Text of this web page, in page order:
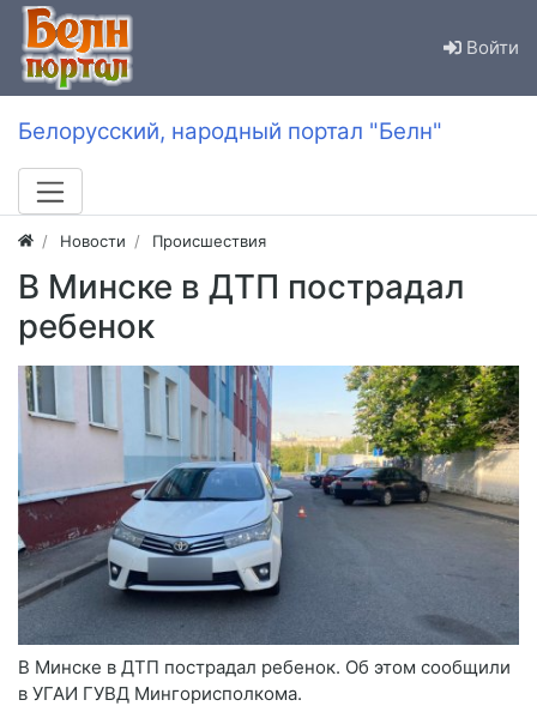
Войти
Белорусский, народный портал "Белн"
Новости Происшествия
В Минске в ДТП пострадал
ребенок
В Минске в ДТП пострадал ребенок. Об этом сообщили
в УГАИ ГУВД Мингорисполкома.